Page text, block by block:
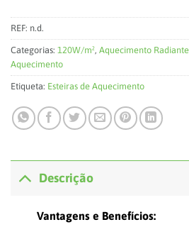
REF: n.d.
Categorias: 120W/m², Aquecimento
Aquecimento
Etiqueta: Esteiras de Aquecimento
Descrição
Vantagens e Benefícios: